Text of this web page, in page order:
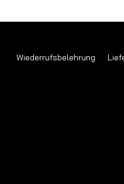
Wiederrufsbelehrung